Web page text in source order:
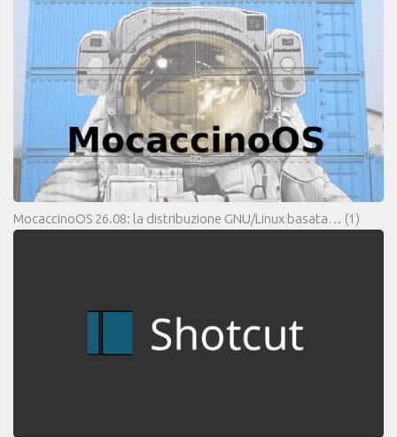
MocaccinoOS 26.08: la distribuzione GNU/Linux basata… (1)